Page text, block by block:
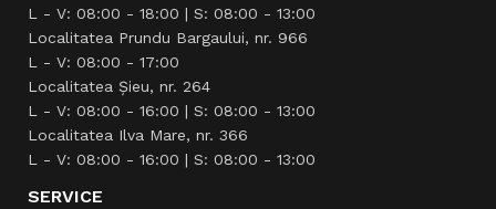
L - V: 08:00 - 18:00 | S: 08:00 - 13:00
Localitatea Prundu Bargaului, nr. 966
L - V: 08:00 - 17:00
Localitatea Şieu, nr. 264
L - V: 08:00 - 16:00 | S: 08:00 - 13:00
Localitatea Ilva Mare, nr. 366
L - V: 08:00 - 16:00 | S: 08:00 - 13:00
SERVICE